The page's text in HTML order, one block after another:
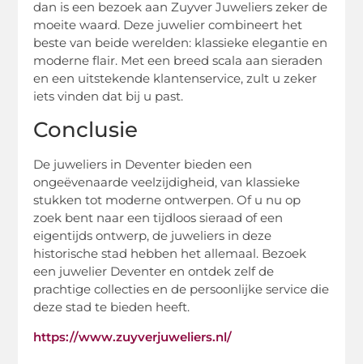
dan is een bezoek aan Zuyver Juweliers zeker de
moeite waard. Deze juwelier combineert het
beste van beide werelden: klassieke elegantie en
moderne flair. Met een breed scala aan sieraden
en een uitstekende klantenservice, zult u zeker
iets vinden dat bij u past.
Conclusie
De juweliers in Deventer bieden een
ongeëvenaarde veelzijdigheid, van klassieke
stukken tot moderne ontwerpen. Of u nu op
zoek bent naar een tijdloos sieraad of een
eigentijds ontwerp, de juweliers in deze
historische stad hebben het allemaal. Bezoek
een juwelier Deventer en ontdek zelf de
prachtige collecties en de persoonlijke service die
deze stad te bieden heeft.
https://www.zuyverjuweliers.nl/